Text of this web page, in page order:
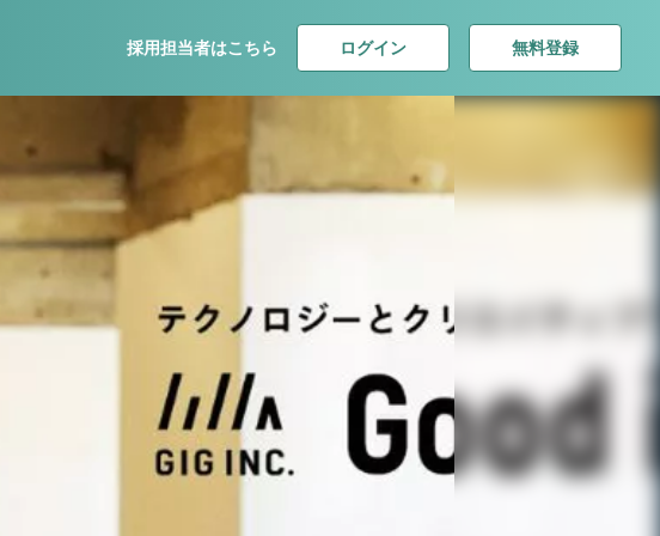
採用担当者はこちら ログイン 無料登録